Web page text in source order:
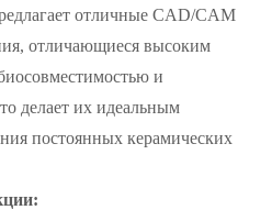
отличные CAD/CAM
отличающиеся высоким
и
делает их идеальным
постоянных керамических